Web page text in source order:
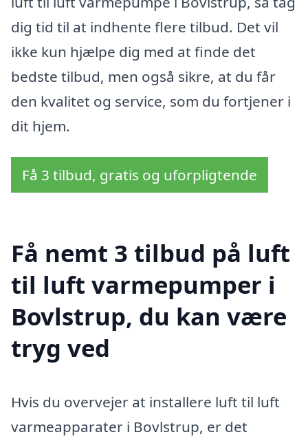
dig tid til at indhente flere tilbud. Det vil
ikke kun hjælpe dig med at finde det
bedste tilbud, men også sikre, at du får
den kvalitet og service, som du fortjener i
dit hjem.
Få 3 tilbud, gratis og uforpligtende
Få nemt 3 tilbud på luft
til luft varmepumper i
Bovlstrup, du kan være
tryg ved
Hvis du overvejer at installere luft til luft
varmeapparater i Bovlstrup, er det